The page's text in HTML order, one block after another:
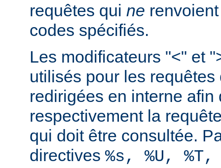
requêtes qui ne
codes spécifiés.
Les modificateurs "<" et
utilisés pour les requêtes
redirigées en interne afin
respectivement la
qui doit être consultée.
directives %s, %U, %T,